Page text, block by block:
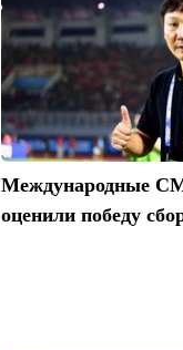
Международные
оценили победу